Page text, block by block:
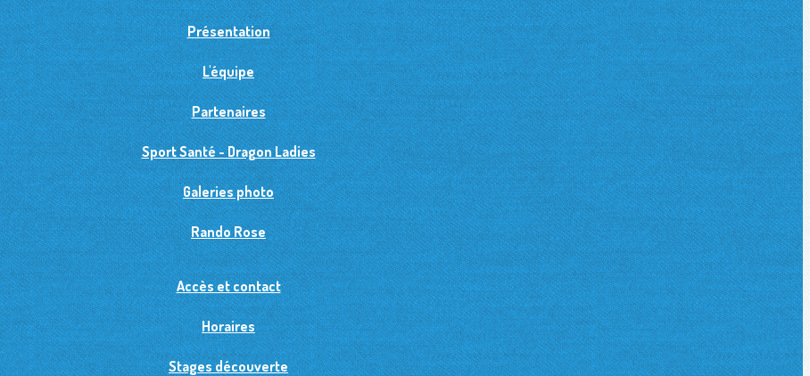
Présentation
L'équipe
Partenaires
Sport Santé - Dragon Ladies
Galeries photo
Rando Rose
Accès et contact
Horaires
Stages découverte